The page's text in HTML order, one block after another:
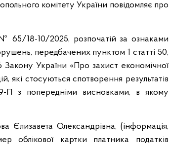
комітету України повідомляє про
65/18-10/2025, розпочатій за ознаками
передбачених пунктом 1 статті 50,
Закону України «Про захист економічної
які стосуються спотворення результатів
П з попередніми висновками, в якому
Олександрівна, (інформація,
облікової картки платника податків